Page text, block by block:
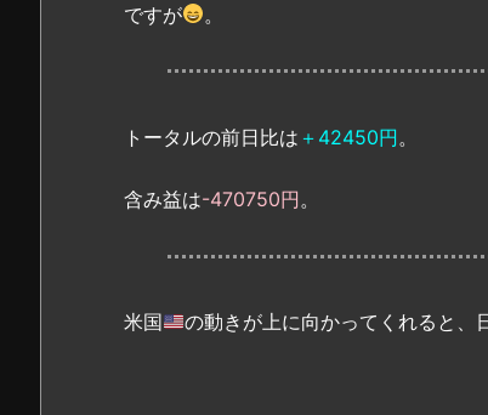
ですが
。
トータルの前日比は ＋42450円。
含み益は-470750円。
米国 の動きが上に向かってくれると、